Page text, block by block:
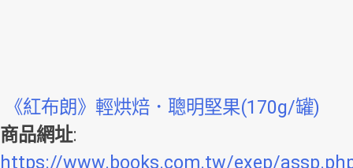
《紅布朗》輕烘焙．聰明堅果(170g/罐)
商品網址:
https://www.books.com.tw/exep/